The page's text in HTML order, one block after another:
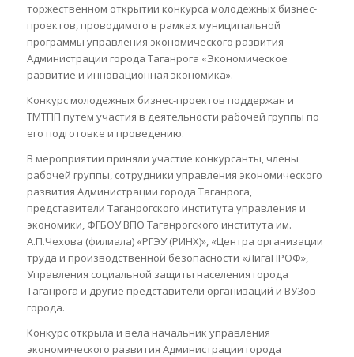
торжественном открытии конкурса молодежных бизнес-
проектов, проводимого в рамках муниципальной
программы управления экономического развития
Администрации города Таганрога «Экономическое
развитие и инновационная экономика».
Конкурс молодежных бизнес-проектов поддержан и
ТМТПП путем участия в деятельности рабочей группы по
его подготовке и проведению.
В мероприятии приняли участие конкурсанты, члены
рабочей группы, сотрудники управления экономического
развития Администрации города Таганрога,
представители Таганрогского института управления и
экономики, ФГБОУ ВПО Таганрогского института им.
А.П.Чехова (филиала) «РГЭУ (РИНХ)», «Центра организации
труда и производственной безопасности «ЛигаПРОФ»,
Управления социальной защиты населения города
Таганрога и другие представители организаций и ВУЗов
города.
Конкурс открыла и вела начальник управления
экономического развития Администрации города